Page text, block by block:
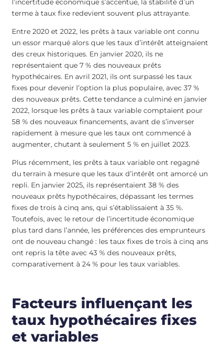
l’incertitude économique s’accentue, la stabilité d’un
terme à taux fixe redevient souvent plus attrayante.
Entre 2020 et 2022, les prêts à taux variable ont connu
un essor marqué alors que les taux d’intérêt atteignaient
des creux historiques. En janvier 2020, ils ne
représentaient que 7 % des nouveaux prêts
hypothécaires. En avril 2021, ils ont surpassé les taux
fixes pour devenir l’option la plus populaire, avec 37 %
des nouveaux prêts. Cette tendance a culminé en janvier
2022, lorsque les prêts à taux variable comptaient pour
58 % des nouveaux financements, avant de s’inverser
rapidement à mesure que les taux ont commencé à
augmenter, chutant à seulement 5 % en juillet 2023.
Plus récemment, les prêts à taux variable ont regagné
du terrain à mesure que les taux d’intérêt ont amorcé un
repli. En janvier 2025, ils représentaient 38 % des
nouveaux prêts hypothécaires, dépassant les termes
fixes de trois à cinq ans, qui s’établissaient à 35 %.
Toutefois, avec le retour de l’incertitude économique
plus tard dans l’année, les préférences des emprunteurs
ont de nouveau changé : les taux fixes de trois à cinq ans
ont repris la tête avec 43 % des nouveaux prêts,
comparativement à 24 % pour les taux variables.
Facteurs influençant les
taux hypothécaires fixes
et variables